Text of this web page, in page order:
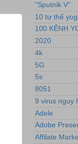
"Sputnik V"
10 tư thế
100 KÊNH
2020
4k
5G
5s
8051
9 virus nguy
Adele
Adobe
Affilate